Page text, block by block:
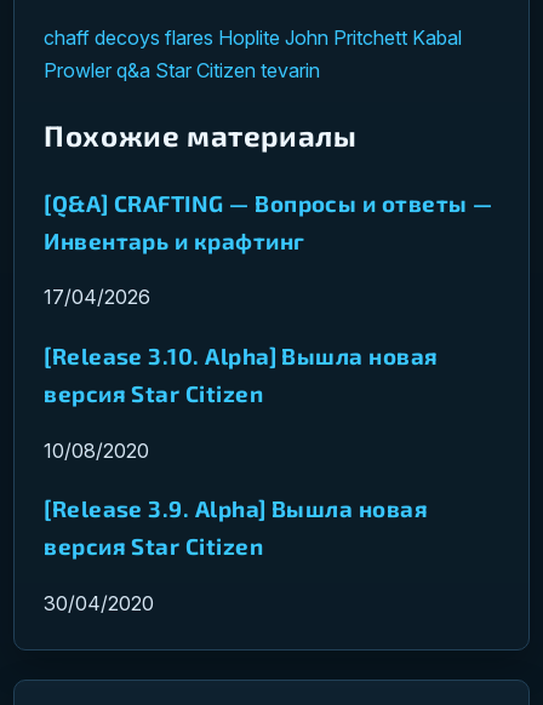
chaff decoys flares Hoplite John Pritchett Kabal
Prowler q&a Star Citizen tevarin
Похожие материалы
[Q&A] CRAFTING — Вопросы и ответы —
Инвентарь и крафтинг
17/04/2026
[Release 3.10. Alpha] Вышла новая
версия Star Citizen
10/08/2020
[Release 3.9. Alpha] Вышла новая
версия Star Citizen
30/04/2020